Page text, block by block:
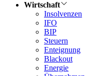
Wirtschaft
Insolvenzen
IFO
BIP
Steuern
Enteignung
Blackout
Energie